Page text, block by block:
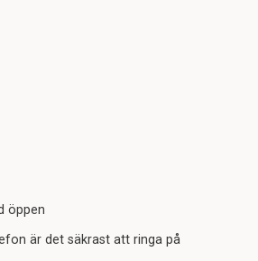
öppen
är det säkrast att ringa på